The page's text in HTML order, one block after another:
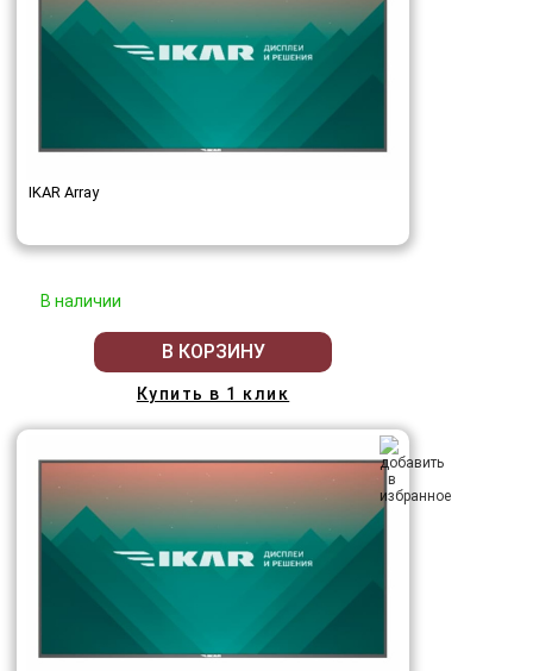
IKAR Array
В наличии
В КОРЗИНУ
Купить в 1 клик